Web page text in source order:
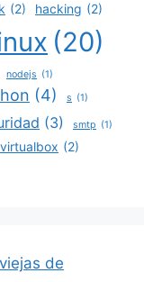
(2) hacking (2)
(20)
nodejs (1)
(4) s (1)
(3) smtp (1)
virtualbox (2)
de